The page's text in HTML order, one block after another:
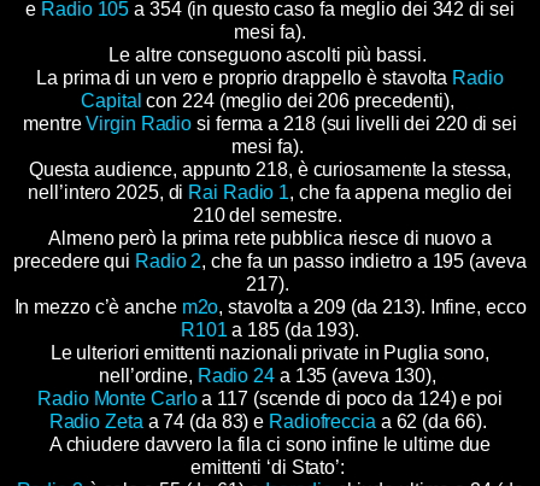
e Radio 105 a 354 (in questo caso fa meglio dei 342 di sei
mesi fa).
Le altre conseguono ascolti più bassi.
La prima di un vero e proprio drappello è stavolta Radio
Capital con 224 (meglio dei 206 precedenti),
mentreVirgin Radio si ferma a 218 (sui livelli dei 220 di sei
mesi fa).
Questa audience, appunto 218, è curiosamente la stessa,
nell’intero 2025, di Rai Radio 1, che fa appena meglio dei
210 del semestre.
Almeno però la prima rete pubblica riesce di nuovo a
precedere qui Radio 2, che fa un passo indietro a 195 (aveva
217).
In mezzo c’è anche m2o, stavolta a 209 (da 213). Infine, ecco
R101 a 185 (da 193).
Le ulteriori emittenti nazionali private in Puglia sono,
nell’ordine, Radio 24a 135 (aveva 130),
Radio Monte Carloa 117 (scende di poco da 124)e poi
Radio Zeta a 74 (da 83) e Radiofreccia a 62 (da 66).
A chiudere davvero la fila ci sono infine le ultime due
emittenti ‘di Stato’: